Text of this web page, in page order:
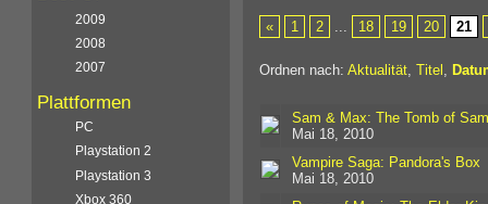
« 1 2 18 19 20 21
Ordnen nach: Aktualität, Titel
Sam & Max: The Tomb of
Mai 18, 2010
Vampire Saga: Pandora's Box
Mai 18, 2010
2009
2008
2007
Plattformen
PC
Playstation 2
Playstation 3
Xbox 360